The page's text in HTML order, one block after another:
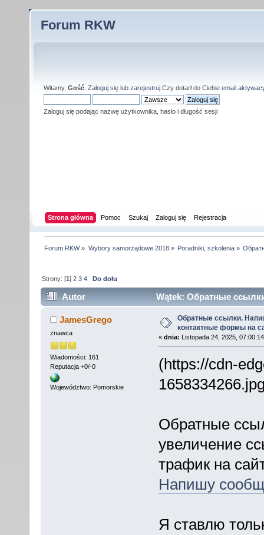
Forum RKW
Witamy, Gość Zaloguj się lub zarejestruj .Czy dotarł do Ciebie email
Zaloguj się podając nazwę użytkownika, hasło i długość sesji
Strona główna Pomoc Szukaj Zaloguj się Rejestracja
Forum RKW» Wybory samorządowe 2018» Poradniki, szkolenia»
Strony: [1]2 3 4 Do dołu
Autor
Wątek: Обратные
(Przeczytany 2002 razy)
JamesGrego
znawca
Wiadomości: 161
Reputacja +0/-0
Województwo: Pomorskie
Обратные ссылки.
контактные формы на
« dnia: Listopada 24, 2025,
(https://cdn-
Обратные
увеличение
трафик на
Напишу
Я ставлю